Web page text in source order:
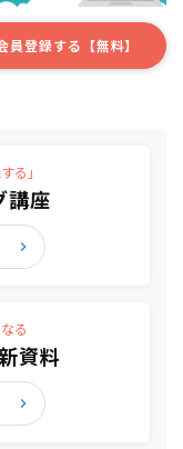
員登録する【無料】
る」
講座
る
資料